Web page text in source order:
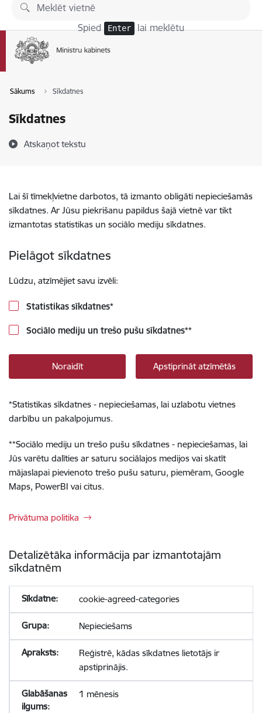
Pāriet uz lapas saturu
Spied Enter lai meklētu
Sākums Sīkdatnes
Sīkdatnes
Atskaņot tekstu
Lai šī tīmekļvietne darbotos, tā izmanto obligāti nepieciešamās
sīkdatnes. Ar Jūsu piekrišanu papildus šajā vietnē var tikt
izmantotas statistikas un sociālo mediju sīkdatnes.
Pielāgot sīkdatnes
Lūdzu, atzīmējiet savu izvēli:
Statistikas sīkdatnes*
Sociālo mediju un trešo pušu sīkdatnes**
Noraidīt Apstiprināt atzīmētās
*Statistikas sīkdatnes - nepieciešamas, lai uzlabotu vietnes
darbību un pakalpojumus.
**Sociālo mediju un trešo pušu sīkdatnes - nepieciešamas, lai
Jūs varētu dalīties ar saturu sociālajos medijos vai skatīt
mājaslapai pievienoto trešo pušu saturu, piemēram, Google
Maps, PowerBI vai citus.
Privātuma politika
Detalizētāka informācija par izmantotajām
sīkdatnēm
cookie-agreed-categories
Nepieciešams
Reģistrē, kādas sīkdatnes lietotājs ir
apstiprinājis.
1 mēnesis